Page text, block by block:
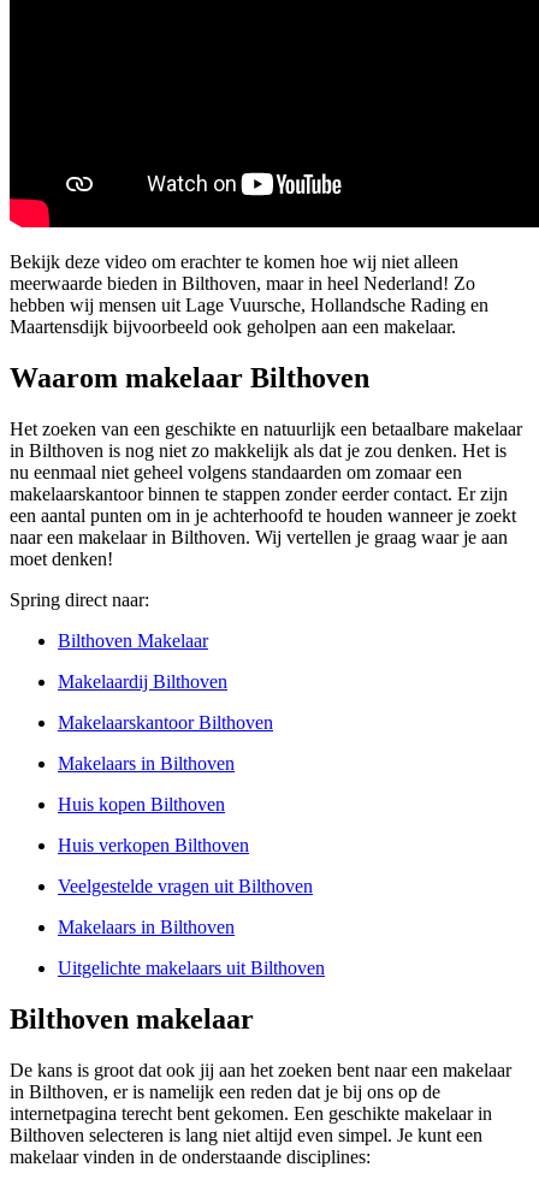
Bekijk deze video om erachter te komen hoe wij niet alleen
meerwaarde bieden in Bilthoven, maar in heel Nederland! Zo
hebben wij mensen uit Lage Vuursche, Hollandsche Rading en
Maartensdijk bijvoorbeeld ook geholpen aan een makelaar.
Waarom makelaar Bilthoven
Het zoeken van een geschikte en natuurlijk een betaalbare makelaar
in Bilthoven is nog niet zo makkelijk als dat je zou denken. Het is
nu eenmaal niet geheel volgens standaarden om zomaar een
makelaarskantoor binnen te stappen zonder eerder contact. Er zijn
een aantal punten om in je achterhoofd te houden wanneer je zoekt
naar een makelaar in Bilthoven. Wij vertellen je graag waar je aan
moet denken!
Spring direct naar:
Bilthoven Makelaar
Makelaardij Bilthoven
Makelaarskantoor Bilthoven
Makelaars in Bilthoven
Huis kopen Bilthoven
Huis verkopen Bilthoven
Veelgestelde vragen uit Bilthoven
Makelaars in Bilthoven
Uitgelichte makelaars uit Bilthoven
Bilthoven makelaar
De kans is groot dat ook jij aan het zoeken bent naar een makelaar
in Bilthoven, er is namelijk een reden dat je bij ons op de
internetpagina terecht bent gekomen. Een geschikte makelaar in
Bilthoven selecteren is lang niet altijd even simpel. Je kunt een
makelaar vinden in de onderstaande disciplines: